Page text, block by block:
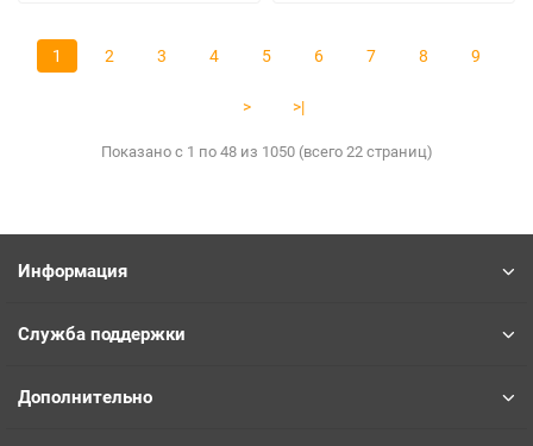
1 2 3 4 5 6 7 8 9
> >|
Показано с 1 по 48 из 1050 (всего 22 страниц)
Информация
Служба поддержки
Дополнительно